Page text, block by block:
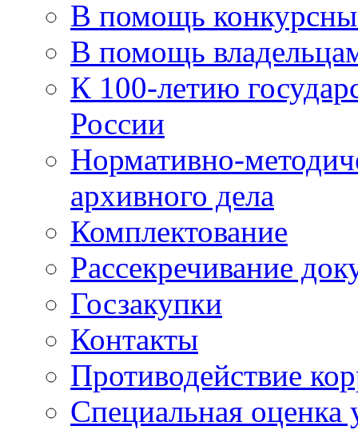
В помощь
В помощь
К 100-летию
России
Нормативно-
архивного дела
Комплектование
Рассекречивание
Госзакупки
Контакты
Противодействие
Специальная оценка